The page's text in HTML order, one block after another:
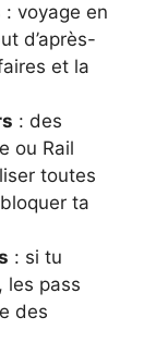
: voyage en
d’après-
et la
: des
ou Rail
toutes
ta
: si tu
les pass
des